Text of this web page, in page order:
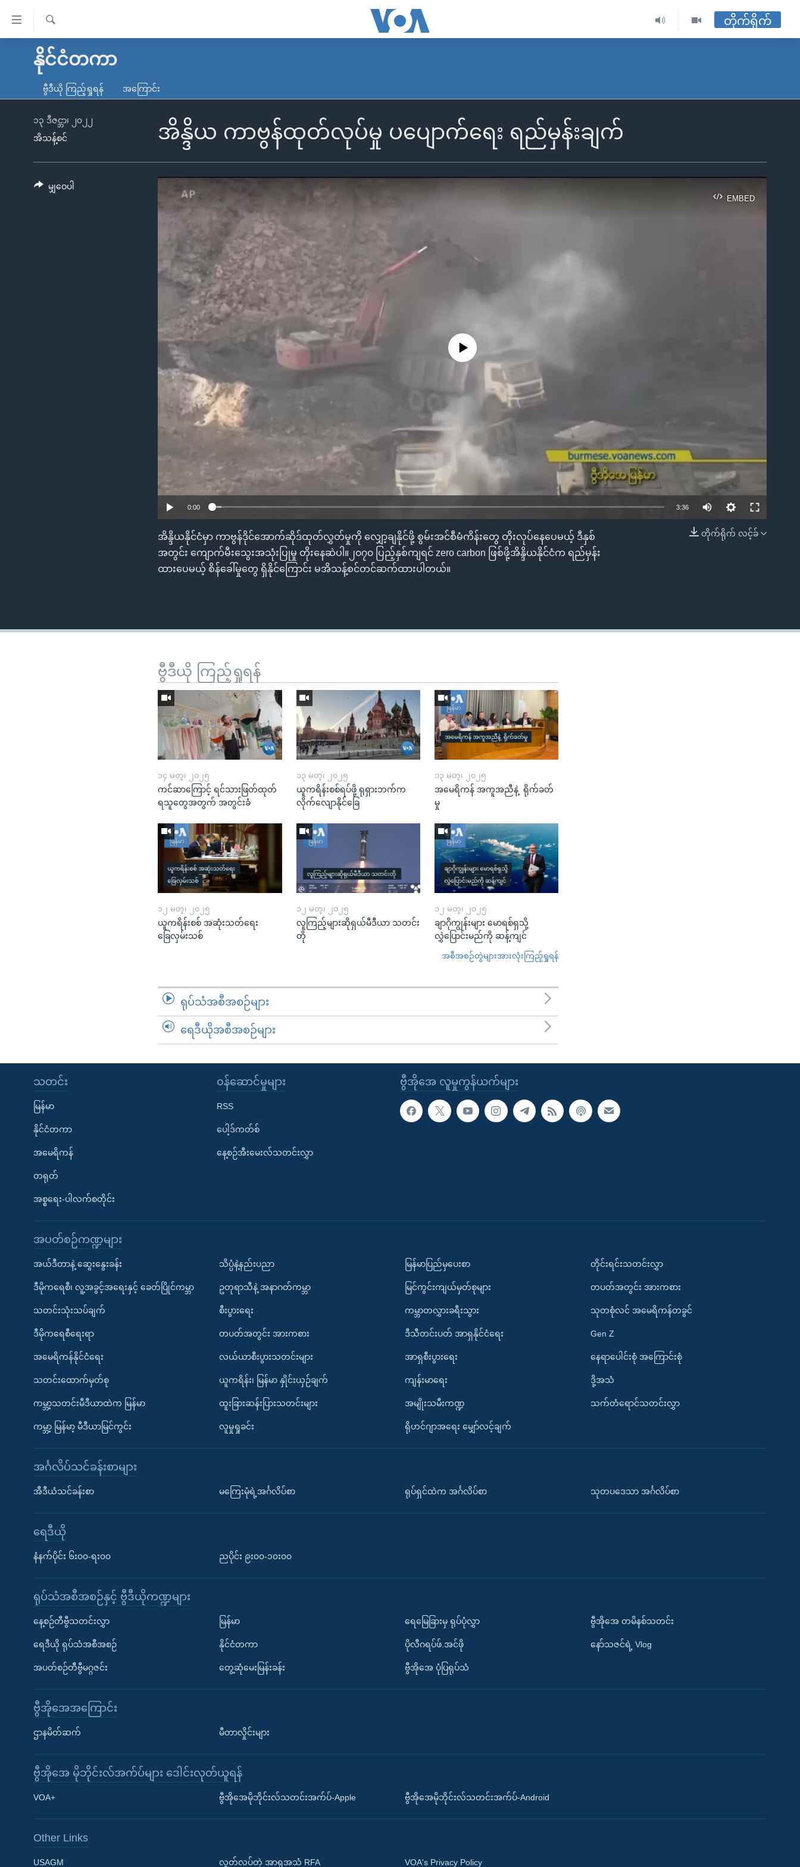
လွယ်ကူ
သည့်
မူလစာမျက်နှာ
ကမ္ဘာ့သတင်းများ
နိုင်ငံတကာ
အမေရိကန်
တရုတ်
အစ္စရေး-ပါလက်စတိုင်း
သတင်းလွတ်လပ်ခွင့်
ရပ်ဝန်းတခု လမ်းတခု အလွန်
အင်္ဂလိပ်စာလေ့လာမယ်
Learning English
ရှာဖွေ
ရ
လာ
တိုက်ရိုက်
နိုင်ငံတကာ
ဗွီဒီယို ကြည့်ရှုရန် အကြောင်း
အိန္ဒိယ ကာဗွန်ထုတ်လုပ်မှု ပပျောက်ရေး ရည်မှန်းချက်
၁၃ ဒီဇင္ဘာ၊ ၂၀၂၂
အိသန့်စင်
EMBED
EMBED
No media source currently available
0:00 3:36
တိုက်ရိုက် လင့်ခ်
အိန္ဒိယနိုင်ငံမှာ ကာဗွန်ဒိုင်အောက်ဆိုဒ်ထုတ်လွှတ်မှုကို လျှော့ချနိုင်ဖို့ စွမ်းအင်စီမံကိန်းတွေ တိုးလုပ်နေပေမယ့် ဒီနှစ်
အတွင်း ကျောက်မီးသွေးအသုံးပြုမှု တိုးနေဆဲပါ။၂၀၇၀ ပြည့်နှစ်ကျရင် zero carbon ဖြစ်ဖို့အိန္ဒိယနိုင်ငံက ရည်မှန်း
ထားပေမယ့် စိန်ခေါ်မှုတွေ ရှိနိုင်ကြောင်း မအိသန့်စင်တင်ဆက်ထားပါတယ်။
မျှဝေပါ
ဗွီဒီယို ကြည့်ရှုရန်
၁၄ မတ္၊ ၂၀၂၅
ကင်ဆာကြောင့် ရင်သားဖြတ်ထုတ်
ရသူတွေအတွက် အတွင်းခံ
၁၃ မတ္၊ ၂၀၂၅
ယူကရိန်းစစ်ရပ်ဖို့ ရုရှားဘက်က
လိုက်လျောနိုင်ခြေ
၁၃ မတ္၊ ၂၀၂၅
အမေရိကန် အကူအညီနဲ့ ရိုက်ခတ်
မှု
၁၂ မတ္၊ ၂၀၂၅
ယူကရိန်းစစ် အဆုံးသတ်ရေး
ခြေလှမ်းသစ်
၁၂ မတ္၊ ၂၀၂၅
လူကြည့်များဆိုရှယ်မီဒီယာ သတင်း
တို
၁၂ မတ္၊ ၂၀၂၅
ချာဂိုကျွန်းများ မောရစ်ရှသို့
လွှဲပြောင်းမည်ကို ဆန့်ကျင်
အစီအစဉ်တွဲများအားလုံးကြည့်ရှုရန်
ရုပ်သံအစီအစဉ်များ
ရေဒီယိုအစီအစဉ်များ
ဗွီအိုအေ လူမှုကွန်ယက်များ
သတင်း
မြန်မာ
နိုင်ငံတကာ
အမေရိကန်
တရုတ်
အစ္စရေး-ပါလက်စတိုင်း
၀န်ဆောင်မှုများ
RSS
ပေါ့ဒ်ကတ်စ်
နေ့စဉ်အီးမေးလ်သတင်းလွှာ
အပတ်စဉ်ကဏ္ဍများ
အယ်ဒီတာနဲ့ ဆွေးနွေးခန်း
ဒီမိုကရေစီ၊ လူ့အခွင့်အရေးနှင့် ခေတ်ပြိုင်ကမ္ဘာ
သတင်းသုံးသပ်ချက်
ဒီမိုကရေစီရေးရာ
အမေရိကန်နိုင်ငံရေး
သတင်းထောက်မှတ်စု
ကမ္ဘာ့သတင်းမီဒီယာထဲက မြန်မာ
ကမ္ဘာ့ မြန်မာ့ မီဒီယာမြင်ကွင်း
သိပ္ပံနဲ့နည်းပညာ
ဥတုရာသီနဲ့ အနာဂတ်ကမ္ဘာ
စီးပွားရေး
တပတ်အတွင်း အားကစား
လယ်ယာစီးပွားသတင်းများ
ယူကရိန်း၊ မြန်မာ နှိုင်းယှဉ်ချက်
ထူးခြားဆန်းပြားသတင်းများ
လူမှုရှုခင်း
မြန်မာပြည်မှပေးစာ
မြင်ကွင်းကျယ်မှတ်စုများ
ကမ္ဘာတလွှားခရီးသွား
ဒီသီတင်းပတ် အာရှနိုင်ငံရေး
အာရှစီးပွားရေး
ကျန်းမာရေး
အမျိုးသမီးကဏ္ဍ
ရိုဟင်ဂျာအရေး မျှော်လင့်ချက်
တိုင်းရင်းသတင်းလွှာ
တပတ်အတွင်း အားကစား
သုတစုံလင် အမေရိကန်တခွင်
Gen Z
နေရာပေါင်းစုံ အကြောင်းစုံ
ဒို့အသံ
သက်တံရောင်သတင်းလွှာ
အင်္ဂလိပ်သင်ခန်းစာများ
အီဒီယံသင်ခန်းစာ မကြေးမုံရဲ့အင်္ဂလိပ်စာ ရုပ်ရှင်ထဲက အင်္ဂလိပ်စာ သုတပဒေသာ အင်္ဂလိပ်စာ
ရေဒီယို
နံနက်ပိုင်း ၆း၀၀-ရး၀၀ ညပိုင်း ၉း၀၀-၁၀း၀၀
ရုပ်သံအစီအစဉ်နှင့် ဗွီဒီယိုကဏ္ဍများ
နေ့စဉ်တီဗွီသတင်းလွှာ
ရေဒီယို ရုပ်သံအစီအစဉ်
အပတ်စဉ်တီဗွီမဂ္ဂဇင်း
မြန်မာ
နိုင်ငံတကာ
တွေ့ဆုံမေးမြန်းခန်း
ရေမြေခြားမှ ရုပ်ပုံလွှာ
ပိုလီဂရပ်ဖ်.အင်ဖို
ဗွီအိုအေ ပုံပြရုပ်သံ
ဗွီအိုအေ တမိနစ်သတင်း
နော်သဇင်ရဲ့ Vlog
ဗွီအိုအေအကြောင်း
ဌာနမိတ်ဆက် မီတာလှိုင်းများ
ဗွီအိုအေ မိုဘိုင်းလ်အက်ပ်များ ဒေါင်းလုတ်ယူရန်
VOA+ ဗွီအိုအေမိုဘိုင်းလ်သတင်းအက်ပ်-Apple ဗွီအိုအေမိုဘိုင်းလ်သတင်းအက်ပ်-Android
Other Links
USAGM လွတ်လပ်တဲ့ အာရှအသံ RFA VOA's Privacy Policy